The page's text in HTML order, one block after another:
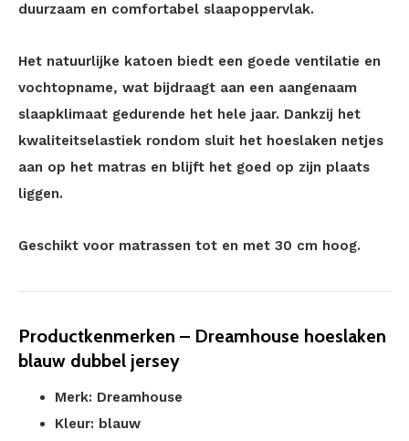
duurzaam en comfortabel slaapoppervlak.
Het natuurlijke katoen biedt een goede ventilatie en
vochtopname, wat bijdraagt aan een aangenaam
slaapklimaat gedurende het hele jaar. Dankzij het
kwaliteitselastiek rondom sluit het hoeslaken netjes
aan op het matras en blijft het goed op zijn plaats
liggen.
Geschikt voor matrassen tot en met 30 cm hoog.
Productkenmerken – Dreamhouse hoeslaken
blauw dubbel jersey
Merk: Dreamhouse
Kleur: blauw